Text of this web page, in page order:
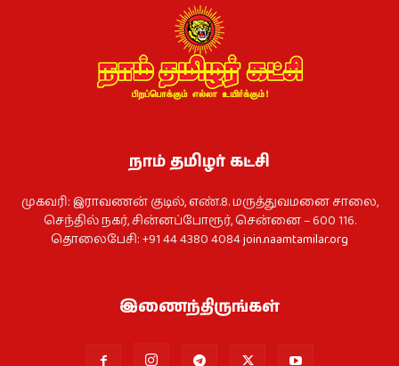
நாம் தமிழர் கட்சி
முகவரி: இராவணன் குடில், எண்.8. மருத்துவமனை சாலை,
செந்தில் நகர், சின்னப்போரூர், சென்னை – 600 116.
தொலைபேசி: +91 44 4380 4084join.naamtamilar.org
இணைந்திருங்கள்